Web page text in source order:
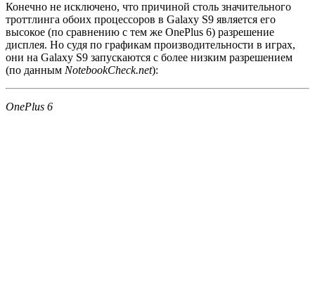
Конечно не исключено, что причиной столь значительного
троттлинга обоих процессоров в Galaxy S9 является его
высокое (по сравнению с тем же OnePlus 6) разрешение
дисплея. Но судя по графикам производительности в играх,
они на Galaxy S9 запускаются с более низким разрешением
(по данным NotebookCheck.net):
OnePlus 6